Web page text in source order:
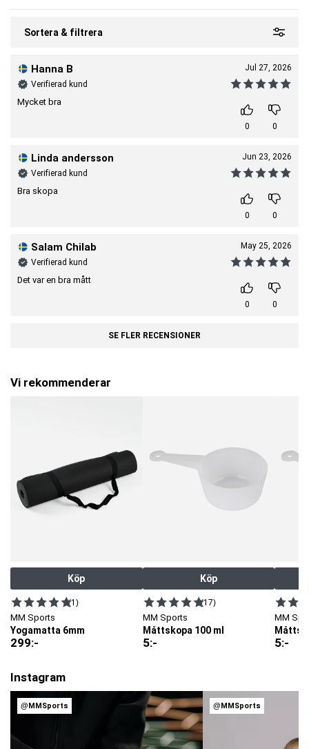
Sortera & filtrera
Hanna B
Verifierad kund
Mycket bra
Jul 27, 2026
0 0
Linda andersson
Verifierad kund
Bra skopa
Jun 23, 2026
0 0
Salam Chilab
Verifierad kund
Det var en bra mått
May 25, 2026
0 0
SE FLER RECENSIONER
Vi rekommenderar
Köp
(1)
MM Sports
Yogamatta 6mm
299:-
Köp
(17)
MM Sports
Måttskopa 100 ml
5:-
MM
5:-
Instagram
@MMSports @MMSports